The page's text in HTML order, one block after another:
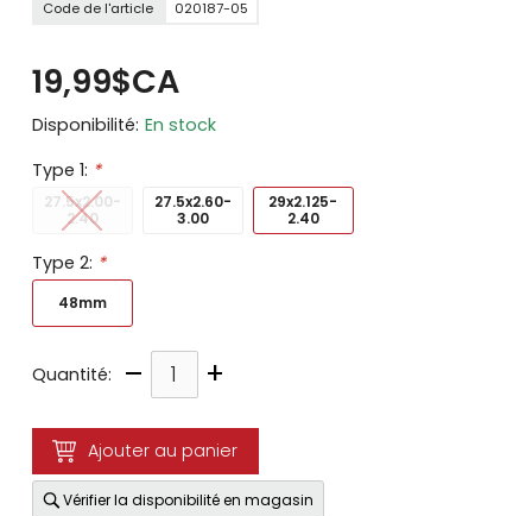
Code de l'article 020187-05
19,99$CA
Disponibilité: En stock
Type 1: *
27.5x2.00-
2.40
27.5x2.60-
3.00
29x2.125-
2.40
Type 2: *
48mm
Quantité: – +
Ajouter au panier
Vérifier la disponibilité en magasin